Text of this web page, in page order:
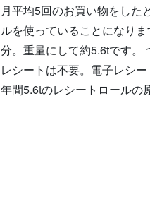
月平均5回のお買い物をした
ルを使っていることになり
分。重量にして約5.6tです。
レシートは不要。電子レシ
年間5.6tのレシートロールの